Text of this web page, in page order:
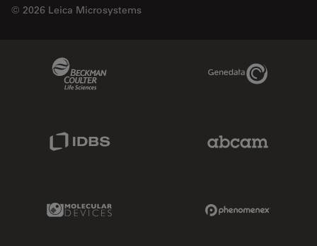
© 2026 Leica Microsystems
Genedata Link
Molecular Devices Link